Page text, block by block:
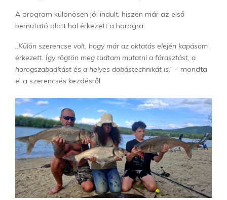
A program különösen jól indult, hiszen már az első
bemutató alatt hal érkezett a horogra.
„Külön szerencse volt, hogy már az oktatás elején kapásom
érkezett. Így rögtön meg tudtam mutatni a fárasztást, a
horogszabadítást és a helyes dobástechnikát is.” – mondta
el a szerencsés kezdésről.